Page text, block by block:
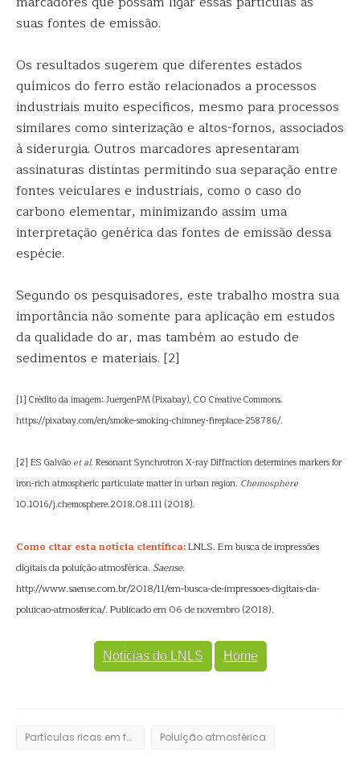
suas fontes de emissão.
Os resultados sugerem que diferentes estados
químicos do ferro estão relacionados a processos
industriais muito específicos, mesmo para processos
similares como sinterização e altos-fornos, associados
à siderurgia. Outros marcadores apresentaram
assinaturas distintas permitindo sua separação entre
fontes veiculares e industriais, como o caso do
carbono elementar, minimizando assim uma
interpretação genérica das fontes de emissão dessa
espécie.
Segundo os pesquisadores, este trabalho mostra sua
importância não somente para aplicação em estudos
da qualidade do ar, mas também ao estudo de
sedimentos e materiais. [2]
[1] Crédito da imagem: JuergenPM (Pixabay), C0 Creative Commons.
https://pixabay.com/en/smoke-smoking-chimney-fireplace-258786/.
[2] ES Galvão et al. Resonant Synchrotron X-ray Diffraction determines markers for
iron-rich atmospheric particulate matter in urban region. Chemosphere
10.1016/j.chemosphere.2018.08.111 (2018).
Como citar esta notícia científica:LNLS. Em busca de impressões
digitais da poluição atmosférica. Saense.
http://www.saense.com.br/2018/11/em-busca-de-impressoes-digitais-da-
poluicao-atmosferica/. Publicado em 06 de novembro (2018).
Notícias do LNLS Home
Partículas ricas em ferro Poluição atmosférica